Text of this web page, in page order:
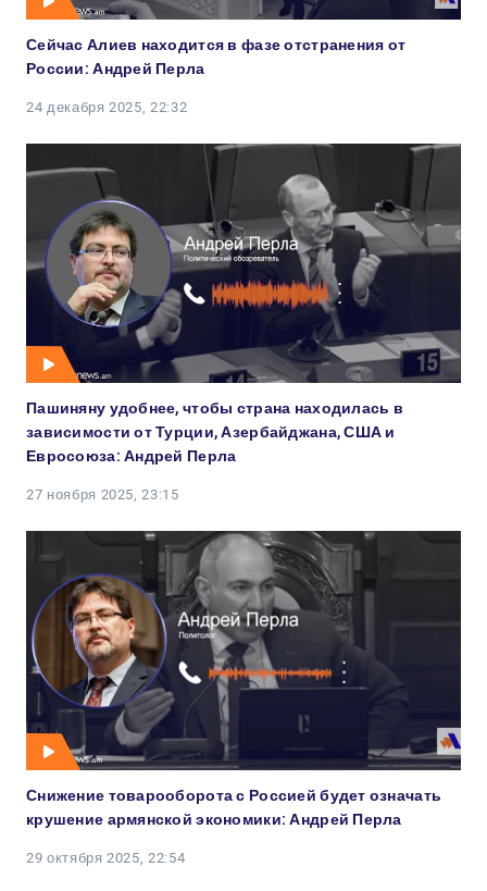
Сейчас Алиев находится в фазе отстранения от
России: Андрей Перла
24 декабря 2025, 22:32
Пашиняну удобнее, чтобы страна находилась в
зависимости от Турции, Азербайджана, США и
Евросоюза: Андрей Перла
27 ноября 2025, 23:15
Снижение товарооборота с Россией будет означать
крушение армянской экономики: Андрей Перла
29 октября 2025, 22:54